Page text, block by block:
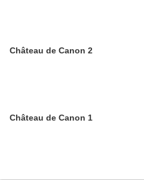
Château de Canon 2
Château de Canon 1